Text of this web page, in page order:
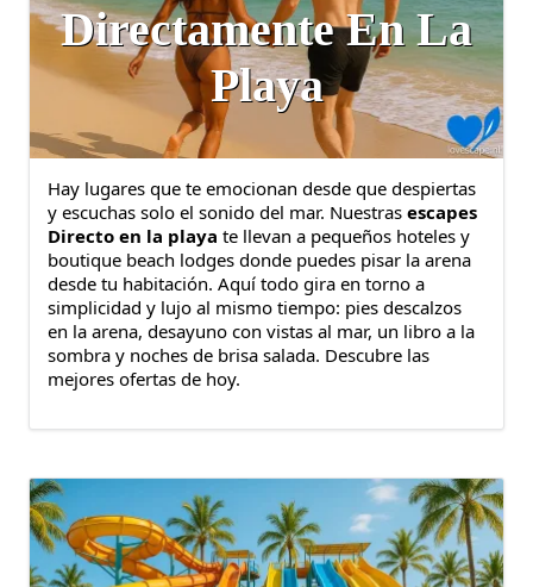
Directamente En La
Playa
Hay lugares que te emocionan desde que despiertas
y escuchas solo el sonido del mar. Nuestras escapes
Directo en la playa te llevan a pequeños hoteles y
boutique beach lodges donde puedes pisar la arena
desde tu habitación. Aquí todo gira en torno a
simplicidad y lujo al mismo tiempo: pies descalzos
en la arena, desayuno con vistas al mar, un libro a la
sombra y noches de brisa salada. Descubre las
mejores ofertas de hoy.